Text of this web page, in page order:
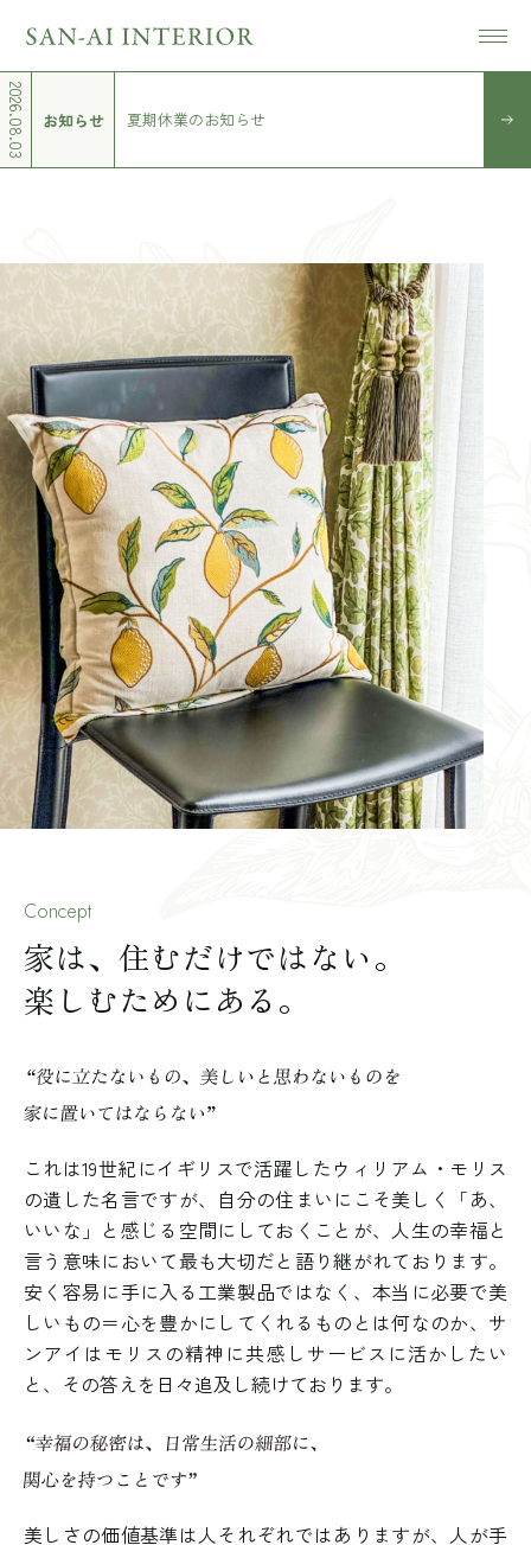
1 2 3 4
2026.08.03 お知らせ 夏期休業のお知らせ
Concept
家は、住むだけではない。
楽しむためにある。
これは19世紀にイギリスで活躍したウィリアム・モリス
の遺した名言ですが、自分の住まいにこそ美しく「あ、
いいな」と感じる空間にしておくことが、人生の幸福と
言う意味において最も大切だと語り継がれております。
安く容易に手に入る工業製品ではなく、本当に必要で美
しいもの＝心を豊かにしてくれるものとは何なのか、サ
ンアイはモリスの精神に共感しサービスに活かしたい
と、その答えを日々追及し続けております。
美しさの価値基準は人それぞれではありますが、人が手